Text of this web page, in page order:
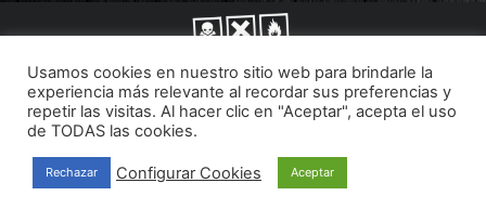
© 2022 Leihotikan
Aviso legal
Política de cookies
Usamos cookies en nuestro sitio web para brindarle la
experiencia más relevante al recordar sus preferencias y
repetir las visitas. Al hacer clic en "Aceptar", acepta el uso
de TODAS las cookies.
Rechazar Configurar Cookies Aceptar